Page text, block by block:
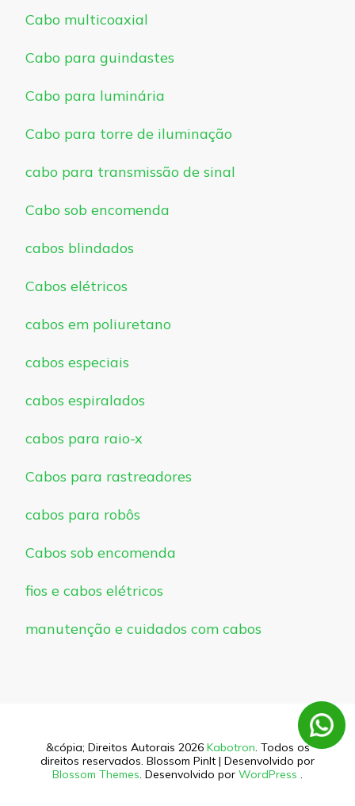
Cabo multicoaxial
Cabo para guindastes
Cabo para luminária
Cabo para torre de iluminação
cabo para transmissão de sinal
Cabo sob encomenda
cabos blindados
Cabos elétricos
cabos em poliuretano
cabos especiais
cabos espiralados
cabos para raio-x
Cabos para rastreadores
cabos para robôs
Cabos sob encomenda
fios e cabos elétricos
manutenção e cuidados com cabos
&cópia; Direitos Autorais 2026 Kabotron. Todos os
direitos reservados. Blossom PinIt | Desenvolvido por
Blossom Themes. Desenvolvido por WordPress .